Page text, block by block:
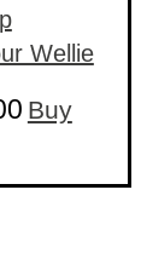
Wellie
Buy